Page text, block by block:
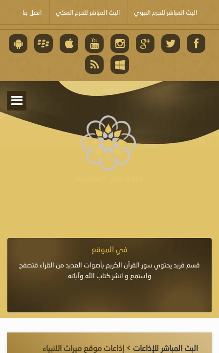
البث المباشر للحرم النبوي البث المباشر للحرم المكي اتصل بنا
في الموقع
قسم فريد يحتوي سور القرآن الكريم بأصوات العديد من القراء فتصفح
واستمع و انشر كتاب الله وآياته
البث المباشر للإذاعات > إذاعات موقع ميراث الانبياء